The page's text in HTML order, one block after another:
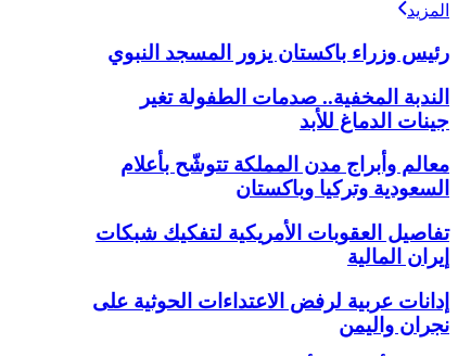
المزيد
رئيس وزراء باكستان يزور المسجد النبوي
الندبة المخفية.. صدمات الطفولة تغير
جينات الدماغ للأبد
معالم وأبراج مدن المملكة تتوشّح بأعلام
السعودية وتركيا وباكستان
تفاصيل العقوبات الأمريكية لتفكيك شبكات
إيران المالية
إدانات عربية لرفض الاعتداءات الحوثية على
نجران واليمن